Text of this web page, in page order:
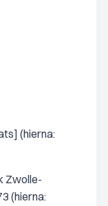
(hierna:
Zwolle-
(hierna: